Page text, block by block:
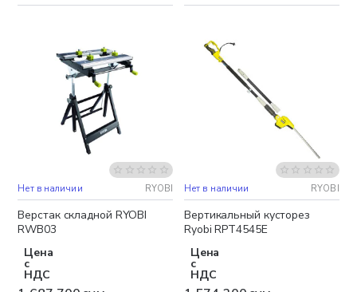
Бесплатная доставка
Нет в наличии RYOBI
Верстак складной RYOBI
RWB03
Цена
с
НДС
Бесплатная доставка
Нет в наличии RYOBI
Вертикальный кусторез
Ryobi RPT4545E
Цена
с
НДС